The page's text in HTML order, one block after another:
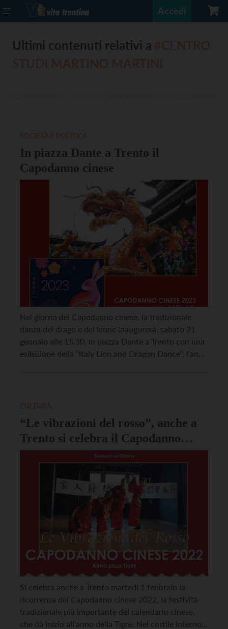
Accedi
Ultimi contenuti relativi a
In piazza Dante a Trento il
Capodanno cinese
Nel giorno del Capodanno cinese, la tradizionale
danza del drago e del leone inaugurerà, sabato 21
gennaio alle 15.30, in piazza Dante a Trento con una
esibizione della “Italy Lion and Dragon Dance“, l’anno
“Le vibrazioni del rosso”, anche a
Trento si celebra il Capodanno
cinese
Si celebra anche a Trento martedì 1 febbraio la
ricorrenza del Capodanno cinese 2022, la festività
tradizionale più importante del calendario cinese,
che dà inizio all’anno della Tigre. Nel cortile interno